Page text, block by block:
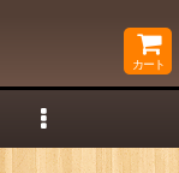
カート